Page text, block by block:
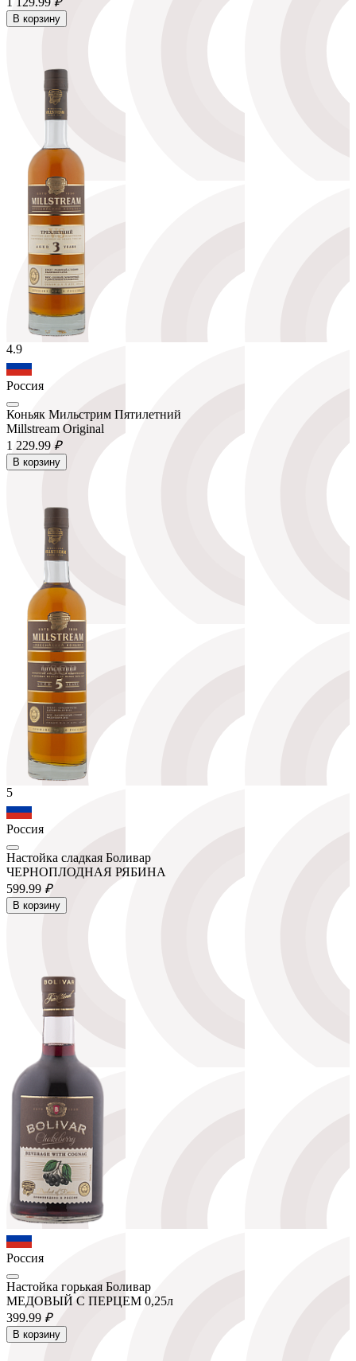
В корзину
4.9
Россия
Коньяк Мильстрим Пятилетний
Millstream Original
1 229.99 ₽
В корзину
5
Россия
Настойка сладкая Боливар
ЧЕРНОПЛОДНАЯ РЯБИНА
599.99 ₽
В корзину
Россия
Настойка горькая Боливар
МЕДОВЫЙ С ПЕРЦЕМ 0,25л
399.99 ₽
В корзину